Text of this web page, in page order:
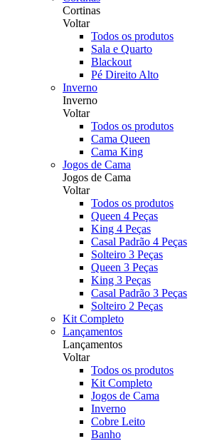
Cortinas
Voltar
Todos os produtos
Sala e Quarto
Blackout
Pé Direito Alto
Inverno
Inverno
Voltar
Todos os produtos
Cama Queen
Cama King
Jogos de Cama
Jogos de Cama
Voltar
Todos os produtos
Queen 4 Peças
King 4 Peças
Casal Padrão 4 Peças
Solteiro 3 Peças
Queen 3 Peças
King 3 Peças
Casal Padrão 3 Peças
Solteiro 2 Peças
Kit Completo
Lançamentos
Lançamentos
Voltar
Todos os produtos
Kit Completo
Jogos de Cama
Inverno
Cobre Leito
Banho